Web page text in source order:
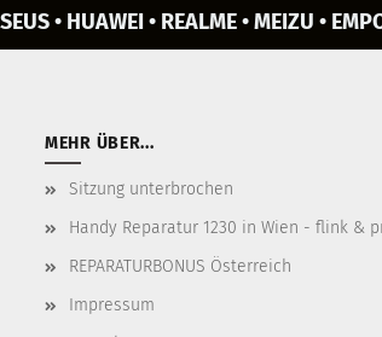
• HUAWEI • REALME • MEIZU •
MEHR ÜBER...
Sitzung unterbrochen
Handy Reparatur 1230 in Wien - flink &
REPARATURBONUS Österreich
Impressum